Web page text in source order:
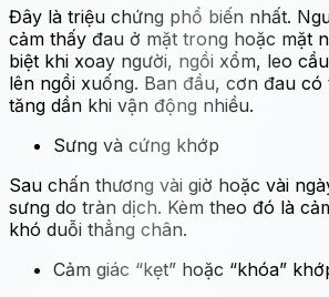
Đây là triệu chứng phổ biến nhất.
cảm thấy đau ở mặt trong hoặc mặt
biệt khi xoay người, ngồi xổm, leo
lên ngồi xuống. Ban đầu, cơn đau
tăng dần khi vận động nhiều.
Sưng và cứng khớp
Sau chấn thương vài giờ hoặc vài
sưng do tràn dịch. Kèm theo đó là
khó duỗi thẳng chân.
Cảm giác “kẹt” hoặc “khóa”